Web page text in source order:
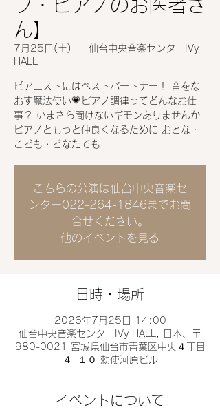
プ・ピアノのお医者さ
ん】
7月25日(土)
仙台中央音楽センターIVy
HALL
ピアニストにはベストパートナー！ 音をな
おす魔法使い💗ピアノ調律ってどんなお仕
事？ いまさら聞けないギモンありませんか
ピアノともっと仲良くなるために おとな・
こども・どなたでも
こちらの公演は仙台中央音楽セ
ンター022-264-1846までお問
合せください。
他のイベントを見る
日時・場所
2026年7月25日 14:00
仙台中央音楽センターIVy HALL, 日本、〒
980-0021 宮城県仙台市青葉区中央４丁目
４−１０ 勅使河原ビル
イベントについて